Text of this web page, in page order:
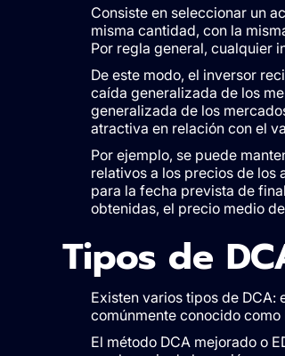
Consiste en seleccionar un
misma cantidad, con la
Por regla general, cualquier
De este modo, el inversor
caída generalizada de los
generalizada de los
atractiva en relación con el
Por ejemplo, se puede
relativos a los precios de los
para la fecha prevista de
obtenidas, el precio medio
Tipos de
Existen varios tipos de DCA:
comúnmente conocido como
El método DCA mejorado o